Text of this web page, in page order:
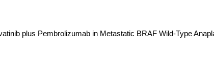
plus Pembrolizumab in Metastatic BRAF Wild-Type